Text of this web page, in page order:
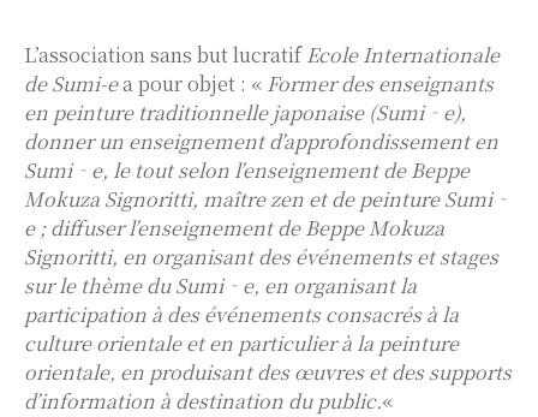
L’association sans but lucratifEcole Internationale
de Sumi-ea pour objet : « Former des enseignants
en peinture traditionnelle japonaise (Sumi‐e),
donner un enseignement d’approfondissement en
Sumi‐e, le tout selon l’enseignement de Beppe
Mokuza Signoritti, maître zen et de peinture Sumi‐
e ; diffuser l’enseignement de Beppe Mokuza
Signoritti, en organisant des événements et stages
sur le thème du Sumi‐e, en organisant la
participation à des événements consacrés à la
culture orientale et en particulier à la peinture
orientale, en produisant des œuvres et des supports
d’information à destination du public.«